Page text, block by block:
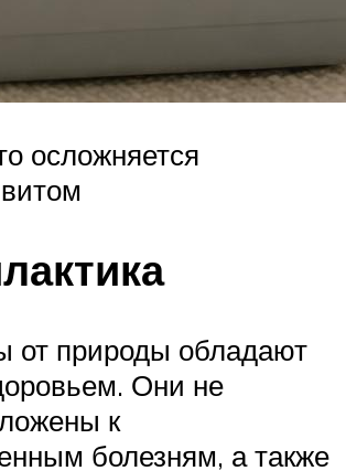
осложняется
природы обладают
Они не
к
болезням, а также